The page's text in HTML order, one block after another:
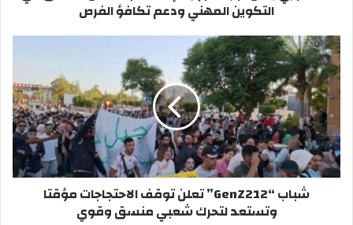
و
ج
ه
ا
و
ز
ا
ر
التكوين المهني ودعم تكافؤ الفرص
ش
ب
ا
ب
G
e
n
Z
شباب “GenZ212” تعلن توقف الاحتجاجات مؤقتا
وتستعد لتحرك شعبي منسق وقوي